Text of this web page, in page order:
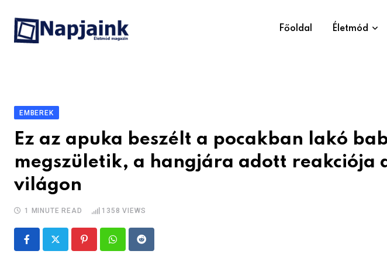
content
Főoldal Életmód
EMBEREK
Ez az apuka beszélt a pocakban lakó
megszületik, a hangjára adott reakciója
világon
1 MINUTE READ 1358 VIEWS
PinterestWhatsappReddit